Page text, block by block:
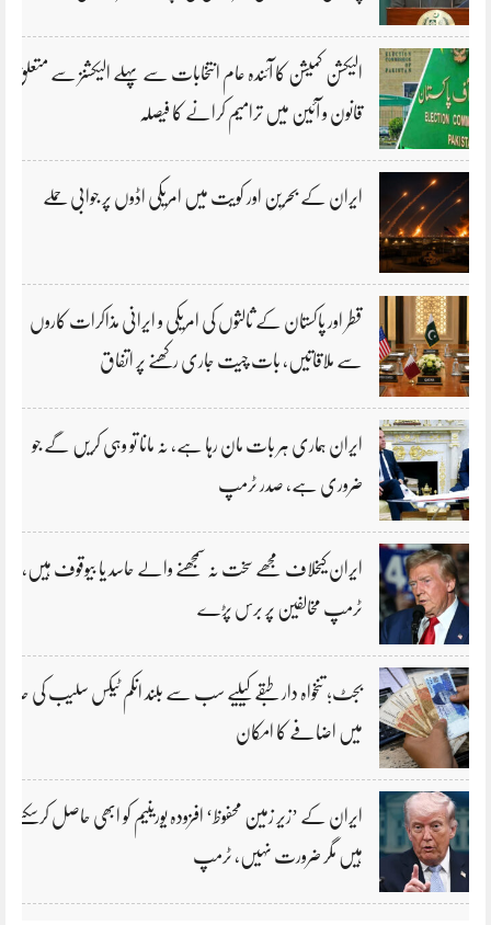
الیکشن کمیشن کا آئندہ عام انتخابات سے پہلے الیکشنز سے متعلق
قانون و آئین میں ترامیم کرانے کا فیصلہ
ایران کے بحرین اور کویت میں امریکی اڈوں پر جوابی حملے
قطر اور پاکستان کے ثالثوں کی امریکی و ایرانی مذاکرات کاروں
سے ملاقاتیں، بات چیت جاری رکھنے پر اتفاق
ایران ہماری ہر بات مان رہا ہے، نہ مانا تو وہی کریں گے جو
ضروری ہے، صدر ٹرمپ
ایران کیخلاف مجھے سخت نہ سمجھنے والے حاسد یا بیوقوف ہیں،
ٹرمپ مخالفین پر برس پڑے
بجٹ؛ تنخواہ دار طبقے کیلیے سب سے بلند انکم ٹیکس سلیب کی حد
میں اضافے کا امکان
ایران کے ’زیر زمین محفوظ‘ افزودہ یورینیم کو ابھی حاصل کرسکتے
ہیں مگر ضرورت نہیں، ٹرمپ